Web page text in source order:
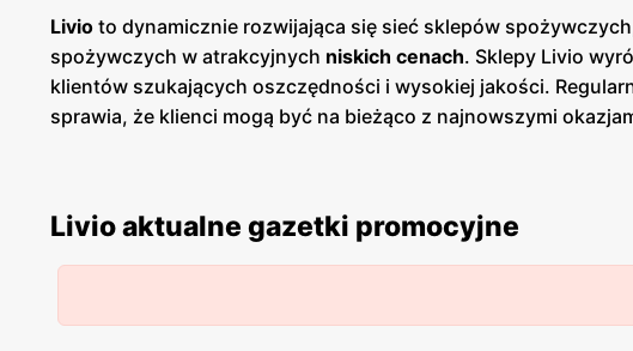
Livio to dynamicznie rozwijająca się sieć sklepów
spożywczych w atrakcyjnych niskich cenach. Sklepy Livio
klientów szukających oszczędności i wysokiej jakości.
sprawia, że klienci mogą być na bieżąco z najnowszymi
wspieranie lokalnych producentów i dostarczanie klientom
przestronne, dobrze zaopatrzone i łatwo dostępne, co
promocje, które regularnie pojawiają się w ofercie. Dzięki
najnowszych ofert. Dodatkowym atutem Livio jest ich
minimalizować użycie plastiku w opakowaniach. To
Livio aktualne gazetki promocyjne